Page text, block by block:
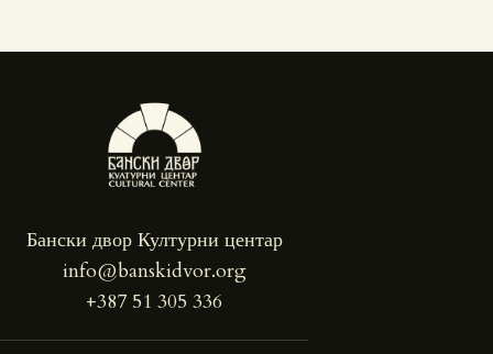
Бански двор Културни центар
info@banskidvor.org
+387 51 305 336